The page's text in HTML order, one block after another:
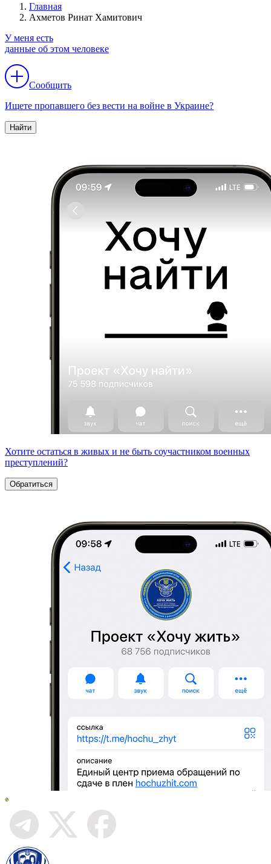
Главная
Ахметов Ринат Хамитович
У меня есть
данные об этом человеке
Сообщить
Ищете пропавшего без вести на войне в Украине?
Найти
Хотите остаться в живых и не быть соучастником военных
преступлений?
Обратиться